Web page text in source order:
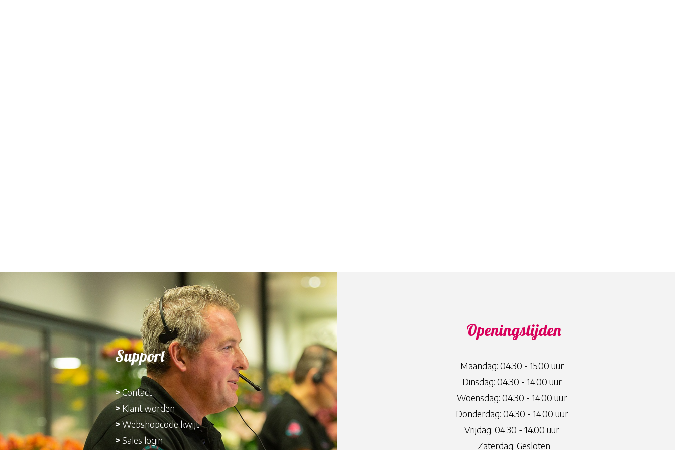
Support
>Contact
> Klant worden
> Webshopcode kwijt
> Sales login
Openingstijden
Maandag: 04.30 - 15.00 uur
Dinsdag: 04.30 - 14.00 uur
Woensdag: 04.30 - 14.00 uur
Donderdag: 04.30 - 14.00 uur
Vrijdag: 04.30 - 14.00 uur
Zaterdag: Gesloten